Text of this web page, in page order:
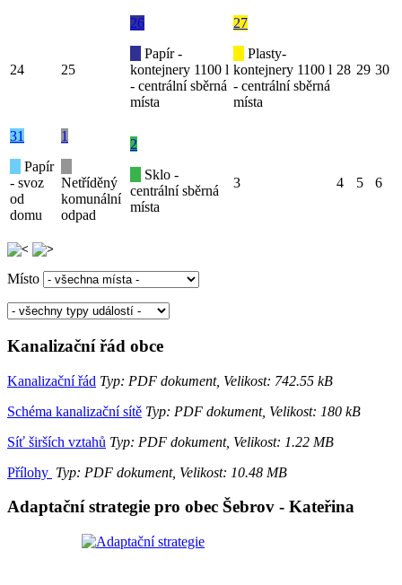
24 25
26
Papír -
kontejnery 1100 l
- centrální sběrná
místa
27
Plasty-
kontejnery 1100 l
- centrální sběrná
místa
28 29 30
31
Papír
- svoz
od
domu
1
Netříděný
komunální
odpad
2
Sklo -
centrální sběrná
místa
3 4 5 6
Místo
Kanalizační řád obce
Kanalizační řád Typ: PDF dokument, Velikost: 742.55 kB
Schéma kanalizační sítě Typ: PDF dokument, Velikost: 180 kB
Síť širších vztahů Typ: PDF dokument, Velikost: 1.22 MB
Přílohy Typ: PDF dokument, Velikost: 10.48 MB
Adaptační strategie pro obec Šebrov - Kateřina